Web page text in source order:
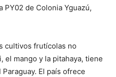
PY02 de Colonia Yguazú,
cultivos frutícolas no
el mango y la pitahaya, tiene
El país ofrece